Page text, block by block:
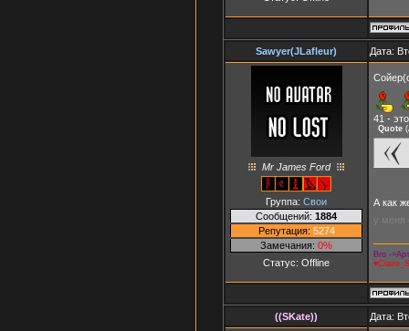
Sawyer(JLafleur) Дата:
Mr James Ford
Группа: Свои
Сообщений: 1884
Репутация: 5274
Замечания: 0%
Статус: Offline
41 -
Quote (
А как
у
Bro -
((SKate)) Дата: